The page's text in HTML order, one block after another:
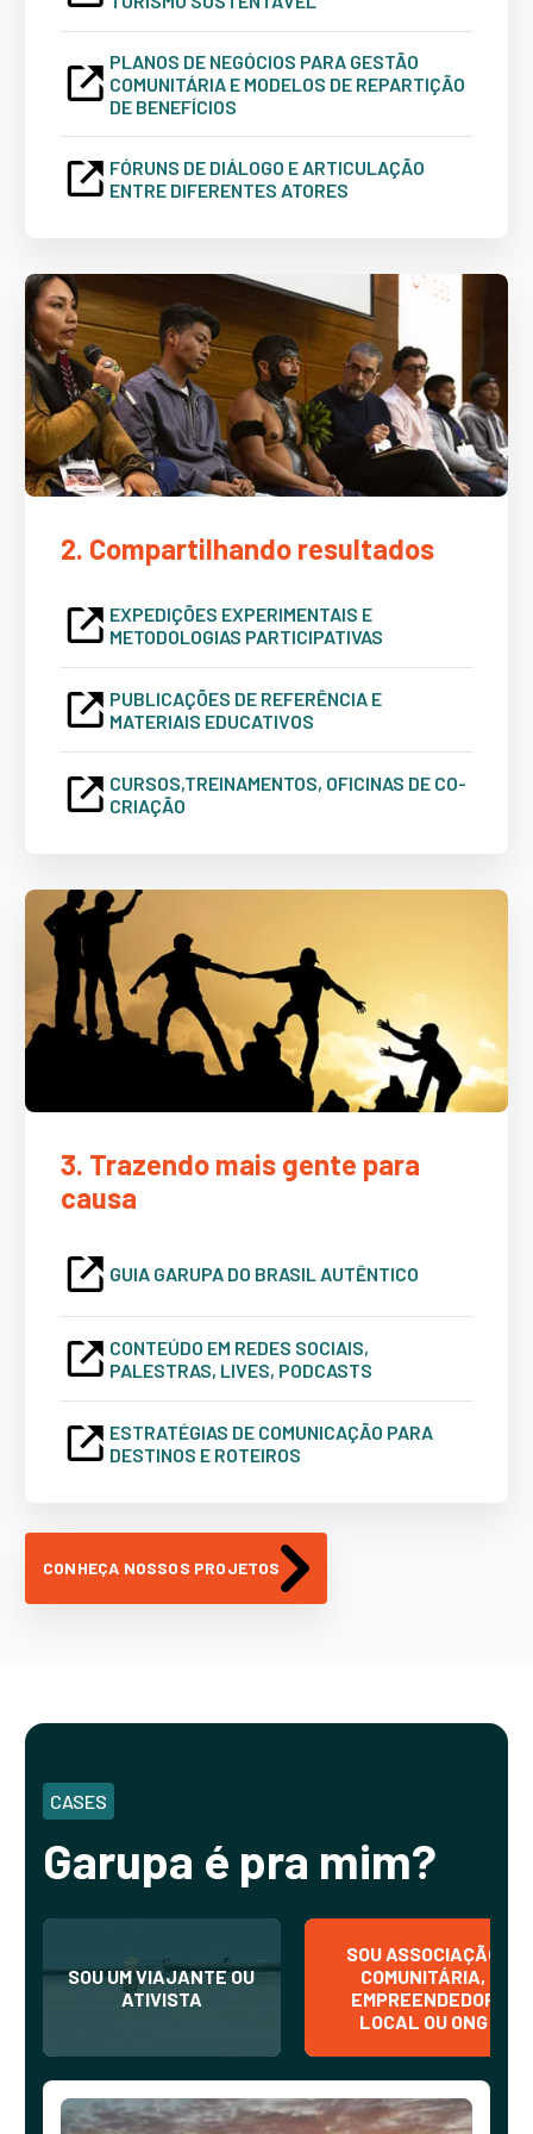
PLANOS DE NEGÓCIOS PARA GESTÃO
COMUNITÁRIA E MODELOS DE REPARTIÇÃO
DE BENEFÍCIOS
FÓRUNS DE DIÁLOGO E ARTICULAÇÃO
ENTRE DIFERENTES ATORES
2. Compartilhando resultados
EXPEDIÇÕES EXPERIMENTAIS E
METODOLOGIAS PARTICIPATIVAS
PUBLICAÇÕES DE REFERÊNCIA E
MATERIAIS EDUCATIVOS
CURSOS,TREINAMENTOS, OFICINAS DE CO-
CRIAÇÃO
3. Trazendo mais gente para
causa
GUIA GARUPA DO BRASIL AUTÊNTICO
CONTEÚDO EM REDES SOCIAIS,
PALESTRAS, LIVES, PODCASTS
ESTRATÉGIAS DE COMUNICAÇÃO PARA
DESTINOS E ROTEIROS
CONHEÇA NOSSOS PROJETOS
CASES
Garupa é pra mim?
SOU UM VIAJANTE OU
ATIVISTA
SOU ASSOCIAÇÃO
COMUNITÁRIA,
EMPREENDEDOR
LOCAL OU ONG